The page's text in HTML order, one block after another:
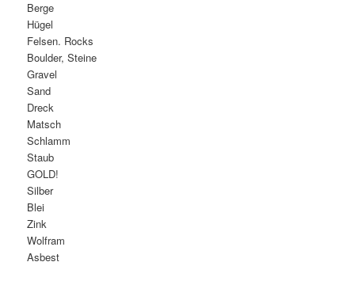
Berge
Hügel
Felsen. Rocks
Boulder, Steine
Gravel
Sand
Dreck
Matsch
Schlamm
Staub
GOLD!
Silber
Blei
Zink
Wolfram
Asbest